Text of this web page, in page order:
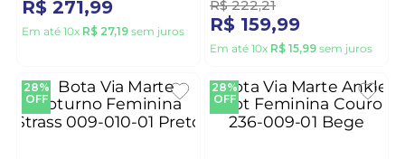
R$ 377,77
R$ 271,99
R$ 222,21
R$ 159,99
Em até 10x R$ 15,99 sem juros
28%
OFF
28%
OFF